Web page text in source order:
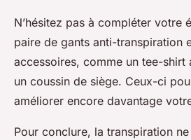
N’hésitez pas à compléter votre
paire de gants anti-transpiration
accessoires, comme un tee-
un coussin de siège. Ceux-ci
améliorer encore davantage
Pour conclure, la transpiration